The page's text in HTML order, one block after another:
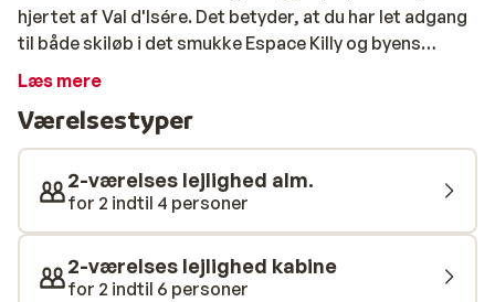
hjertet af Val d'Isére. Det betyder, at du har let adgang
til både skiløb i det smukke Espace Killy og byens
mange fornøjelser i form af butikker, barer og
hyggelig atmosfære, og de har alle et veludstyret
tekøkken, samt balkon med udsigt over pisterne eller
de smukke traditionelle huse i Val d'Isére.
Læs mere
Værelsestyper
2-værelses lejlighed alm.
for 2 indtil 4 personer
2-værelses lejlighed kabine
for 2 indtil 6 personer